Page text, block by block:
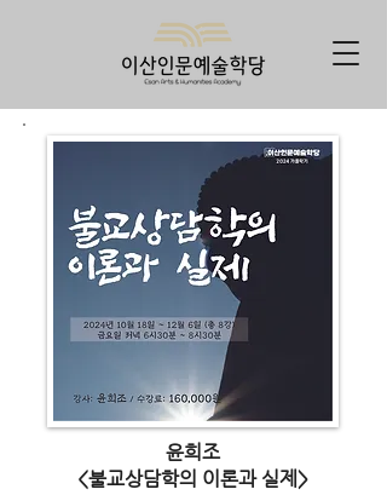
윤희조
<불교상담학의 이론과 실제>